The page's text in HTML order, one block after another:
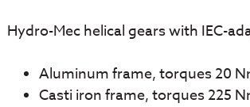
Hydro-Mec helical gears with IEC-
Aluminum frame, torques 20
Casti iron frame, torques 225